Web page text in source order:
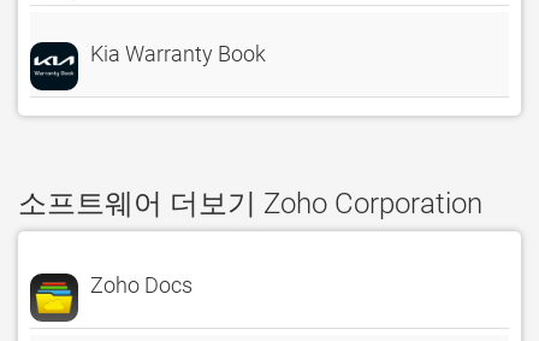
Kia Warranty Book
소프트웨어 더보기 Zoho Corporation
Zoho Docs